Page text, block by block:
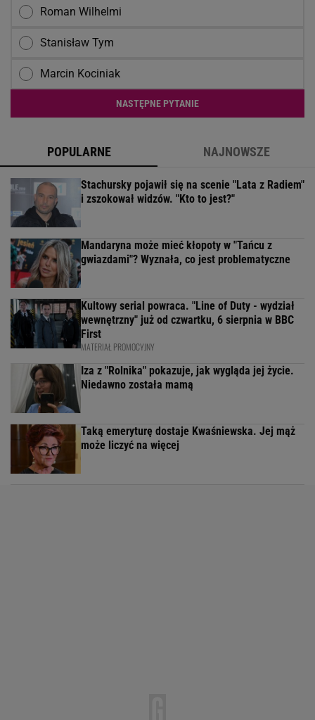
Roman Wilhelmi
Stanisław Tym
Marcin Kociniak
NASTĘPNE PYTANIE
POPULARNE NAJNOWSZE
Stachursky pojawił się na scenie "Lata z Radiem"
i zszokował widzów. "Kto to jest?"
Mandaryna może mieć kłopoty w "Tańcu z
gwiazdami"? Wyznała, co jest problematyczne
Kultowy serial powraca. "Line of Duty - wydział
wewnętrzny" już od czwartku, 6 sierpnia w BBC
First
MATERIAŁ PROMOCYJNY
Iza z "Rolnika" pokazuje, jak wygląda jej życie.
Niedawno została mamą
Taką emeryturę dostaje Kwaśniewska. Jej mąż
może liczyć na więcej